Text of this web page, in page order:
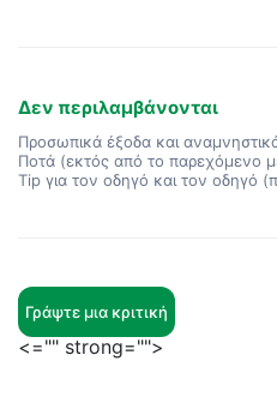
Δεν περιλαμβάνονται
Προσωπικά έξοδα και
Ποτά (εκτός από το παρεχόμενο
Τip για τον οδηγό και τον οδηγό
Γράψτε μια κριτική
<="" strong="">